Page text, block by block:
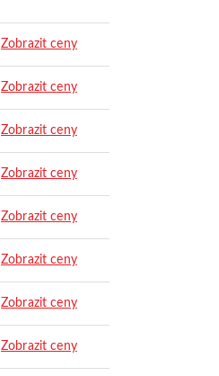
Zobrazit ceny
Zobrazit ceny
Zobrazit ceny
Zobrazit ceny
Zobrazit ceny
Zobrazit ceny
Zobrazit ceny
Zobrazit ceny